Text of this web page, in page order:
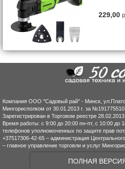
229,00
Компания ООО "Садовый рай" - Минск,
Мингорисполком от 30.01.2013 г. за №191775510.
Зарегистрирован в Торговом реестре 28.02.2013
Время работы: с 9:00 до 20:00 пн-пт, с 10:00 до
телефонов уполномоченных по защите прав
+37517306-42-65 – администрация
– главное управление торговли и услуг
ПОЛНАЯ